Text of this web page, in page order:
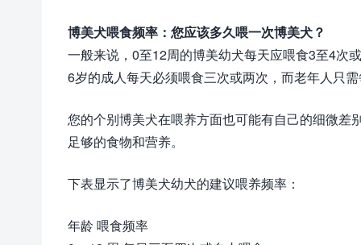
博美犬喂食频率：您应该多久喂一次博美犬？
一般来说，0至12周的博美幼犬每天应喂食3至4次
6岁的成人每天必须喂食三次或两次，而老年人只
您的个别博美犬在喂养方面也可能有自己的细微
足够的食物和营养。
下表显示了博美犬幼犬的建议喂养频率：
年龄 喂食频率